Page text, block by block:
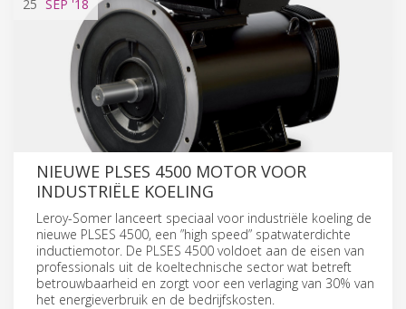
25 SEP '18
NIEUWE PLSES 4500 MOTOR VOOR
INDUSTRIËLE KOELING
Leroy-Somer lanceert speciaal voor industriële koeling de
nieuwe PLSES 4500, een ”high speed” spatwaterdichte
inductiemotor. De PLSES 4500 voldoet aan de eisen van
professionals uit de koeltechnische sector wat betreft
betrouwbaarheid en zorgt voor een verlaging van 30% van
het energieverbruik en de bedrijfskosten.